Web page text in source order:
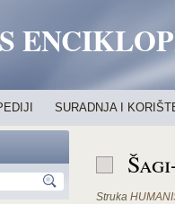
SURADNJA I
Struka